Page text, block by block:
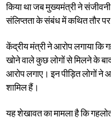
किया था जब मुख्यमंत्री ने
संलिप्तता के संबंध में कथित तौर पर
केंद्रीय मंत्री ने आरोप लगाया कि
खोने वाले कुछ लोगों से मिलने के
आरोप लगाए। इन पीड़ित लोगों ने
शामिल हैं।
यह शेखावत का मामला है कि